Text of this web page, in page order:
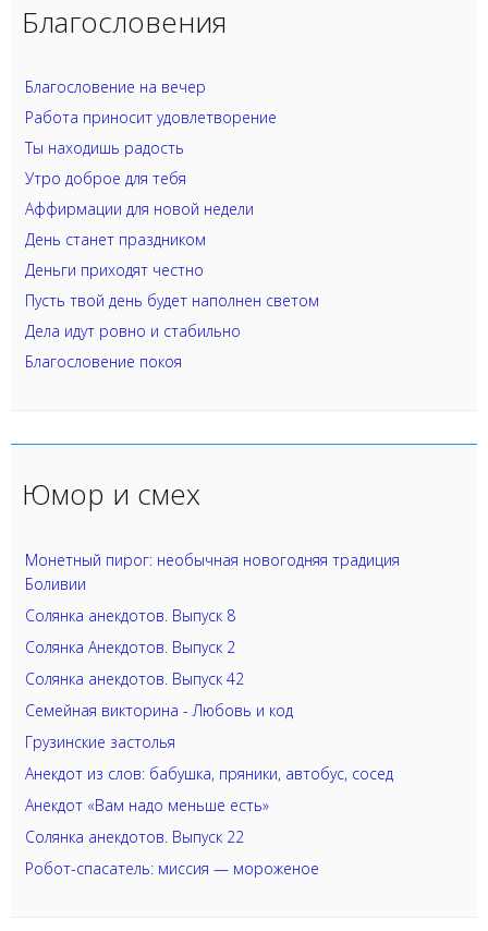
Благословения
Благословение на вечер
Работа приносит удовлетворение
Ты находишь радость
Утро доброе для тебя
Аффирмации для новой недели
День станет праздником
Деньги приходят честно
Пусть твой день будет наполнен светом
Дела идут ровно и стабильно
Благословение покоя
Юмор и смех
Монетный пирог: необычная новогодняя традиция
Боливии
Солянка анекдотов. Выпуск 8
Солянка Анекдотов. Выпуск 2
Солянка анекдотов. Выпуск 42
Семейная викторина - Любовь и код
Грузинские застолья
Анекдот из слов: бабушка, пряники, автобус, сосед
Анекдот «Вам надо меньше есть»
Солянка анекдотов. Выпуск 22
Робот-спасатель: миссия — мороженое